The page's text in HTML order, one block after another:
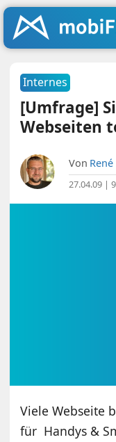
Internes
[Umfrage]
Webseiten
Von
27.04.09 |
Viele Webseite
für Handys &